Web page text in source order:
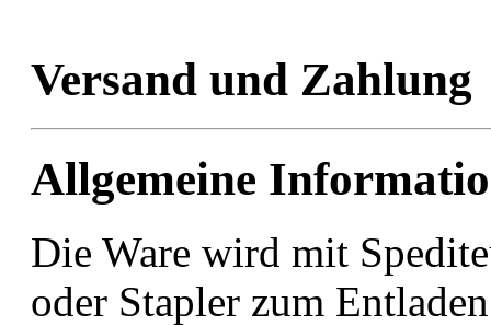
Versand und Zahlung
Allgemeine
Die Ware wird mit
oder Stapler zum